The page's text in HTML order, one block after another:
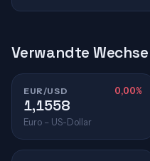
Verwandte
EUR/USD 0,00%
1,1558
Euro – US-Dollar